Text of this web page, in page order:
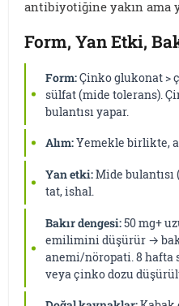
antibiyotiğine yakın ama
Form, Yan Etki,
Form:Çinko glukonat >
sülfat (mide tolerans).
bulantısı yapar.
Alım:Yemekle birlikte,
Yan etki:Mide
tat, ishal.
Bakır dengesi:50 mg+
emilimini düşürür →
anemi/nöropati. 8 hafta
veya çinko dozu